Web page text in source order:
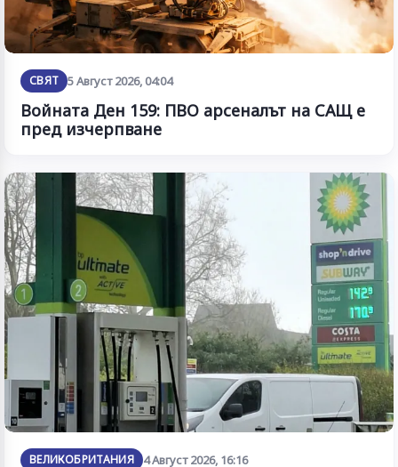
СВЯТ 5 Август 2026, 04:04
Войната Ден 159: ПВО арсеналът на САЩ е
пред изчерпване
ВЕЛИКОБРИТАНИЯ 4 Август 2026, 16:16